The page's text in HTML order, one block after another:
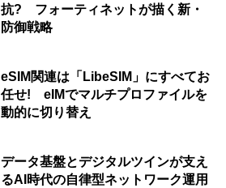
抗? フォーティネットが描く新・
防御戦略
eSIM関連は「LibeSIM」にすべてお
任せ! eIMでマルチプロファイルを
動的に切り替え
データ基盤とデジタルツインが支え
るAI時代の自律型ネットワーク運用